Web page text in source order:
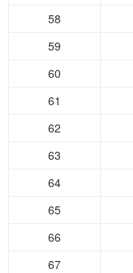
58
59
60
61
62
63
64
65
66
67